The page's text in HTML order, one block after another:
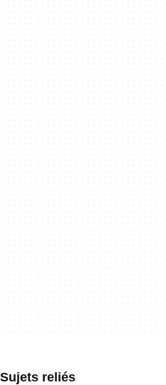
Sujets reliés